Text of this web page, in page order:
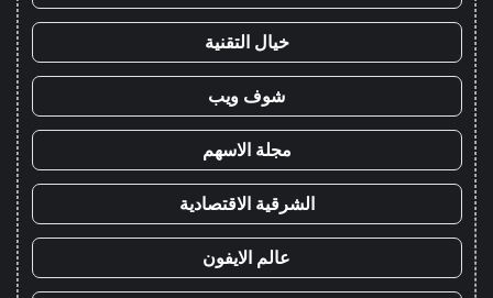
خيال التقنية
شوف ويب
مجلة الاسهم
الشرقية الاقتصادية
عالم الايفون